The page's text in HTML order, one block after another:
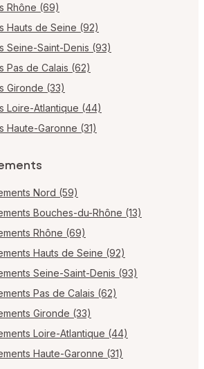
Rhône (69)
Hauts de Seine (92)
Seine-Saint-Denis (93)
Pas de Calais (62)
Gironde (33)
Loire-Atlantique (44)
Haute-Garonne (31)
Nord (59)
Bouches-du-Rhône (13)
Rhône (69)
Hauts de Seine (92)
Seine-Saint-Denis (93)
Pas de Calais (62)
Gironde (33)
Loire-Atlantique (44)
Haute-Garonne (31)